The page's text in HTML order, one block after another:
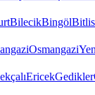
BilecikBingölBitlis
Osmangazi
EricekGedikler